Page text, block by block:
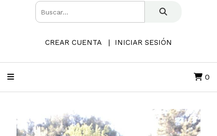
CREAR CUENTA INICIAR SESIÓN
0